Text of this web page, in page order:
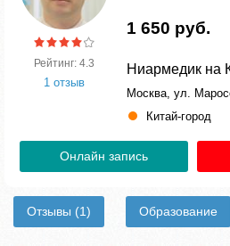
Рейтинг: 4.3
1 отзыв
1 650 руб.
Ниармедик на
Москва, ул.
Китай-город
Онлайн запись
Отзывы (1) Образование